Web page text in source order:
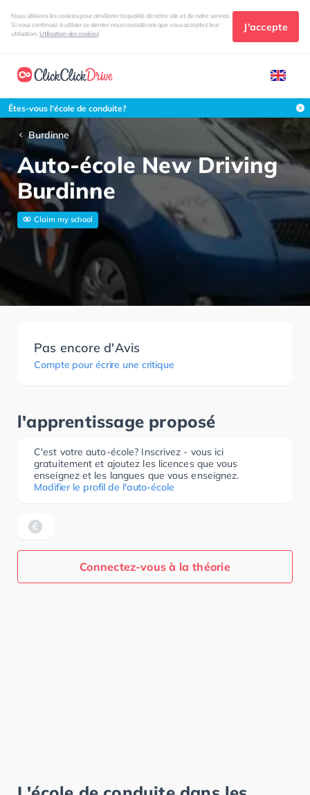
Nous utilisons les cookies pour améliorer la qualité de notre site et de notre service.
Si vous continuez à utiliser ce dernier nous considérons que vous acceptez leur
utilisation. Utilisation des cookies
J'accepte
Êtes-vous l'école de conduite?
Burdinne
Auto-école New Driving
Burdinne
Claim my school
Pas encore d'Avis
Compte pour écrire une critique
l'apprentissage proposé
C'est votre auto-école? Inscrivez - vous ici
gratuitement et ajoutez les licences que vous
enseignez et les langues que vous enseignez.
Modifier le profil de l'auto-école
Connectez-vous à la théorie